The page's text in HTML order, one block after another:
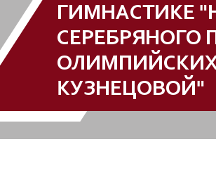
ГИМНАСТИКЕ
СЕРЕБРЯНОГО
ОЛИМПИЙСКИХ
КУЗНЕЦОВОЙ"